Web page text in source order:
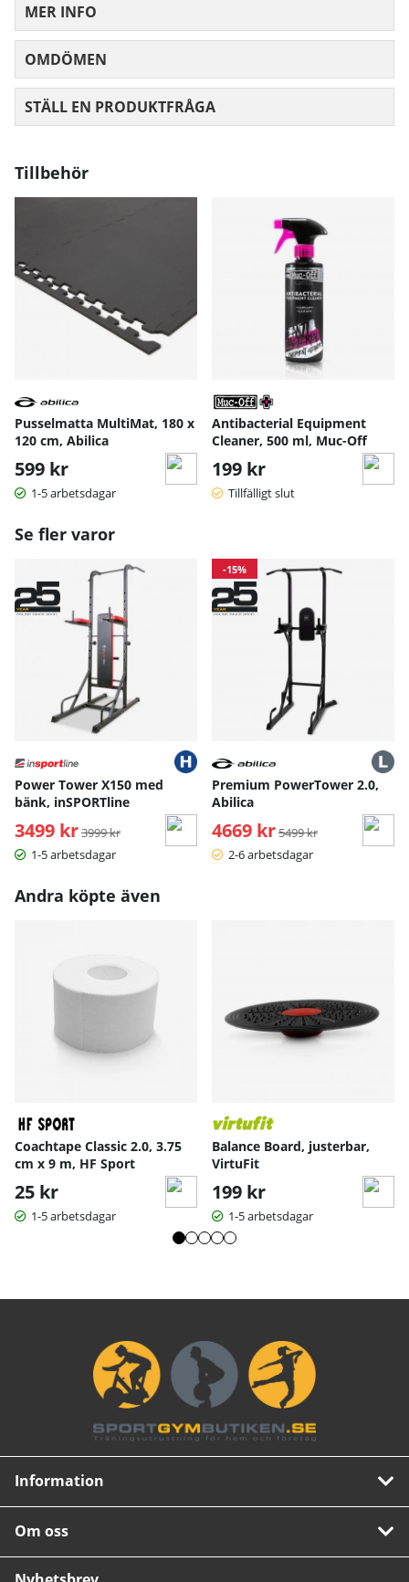
MER INFO
OMDÖMEN
STÄLL EN PRODUKTFRÅGA
Tillbehör
Pusselmatta MultiMat, 180 x
120 cm, Abilica
599 kr
1-5 arbetsdagar
Antibacterial Equipment
Cleaner, 500 ml, Muc-Off
199 kr
Tillfälligt slut
Se fler varor
Power Tower X150 med
bänk, inSPORTline
3499 kr Ordinarie pris:
3999 kr
1-5 arbetsdagar
-15%
Premium PowerTower 2.0,
Abilica
4669 kr Ordinarie pris:
5499 kr
2-6 arbetsdagar
Andra köpte även
Coachtape Classic 2.0, 3.75
cm x 9 m, HF Sport
25 kr
1-5 arbetsdagar
Balance Board, justerbar,
VirtuFit
199 kr
1-5 arbetsdagar
Information
Om oss